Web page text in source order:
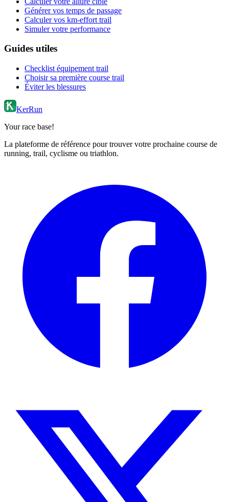
Générer vos temps de passage
Calculer vos km-effort trail
Simuler votre performance
Guides utiles
Checklist équipement trail
Choisir sa première course trail
Éviter les blessures
KerRun
Your race base!
La plateforme de référence pour trouver votre prochaine course de
running, trail, cyclisme ou triathlon.